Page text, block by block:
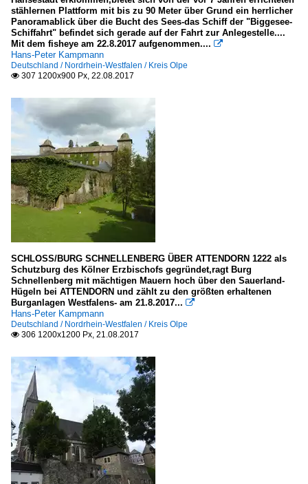
stählernen Plattform mit bis zu 90 Meter über Grund ein herrlicher
Panoramablick über die Bucht des Sees-das Schiff der "Biggesee-
Schiffahrt" befindet sich gerade auf der Fahrt zur Anlegestelle....
Mit dem fisheye am 22.8.2017 aufgenommen.... 
Hans-Peter Kampmann
Deutschland / Nordrhein-Westfalen / Kreis Olpe
 307 1200x900 Px, 22.08.2017
SCHLOSS/BURG SCHNELLENBERG ÜBER ATTENDORN 1222 als
Schutzburg des Kölner Erzbischofs gegründet,ragt Burg
Schnellenberg mit mächtigen Mauern hoch über den Sauerland-
Hügeln bei ATTENDORN und zählt zu den größten erhaltenen
Burganlagen Westfalens- am 21.8.2017... 
Hans-Peter Kampmann
Deutschland / Nordrhein-Westfalen / Kreis Olpe
 306 1200x1200 Px, 21.08.2017